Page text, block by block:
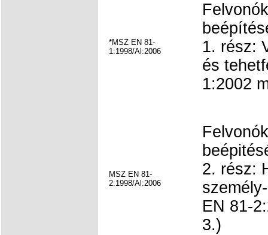
*MSZ EN 81-
1:1998/Al:2006
1. rész:
és
1:2002
MSZ EN 81-
2:1998/Al:2006
2. rész:
EN 81-
3.)